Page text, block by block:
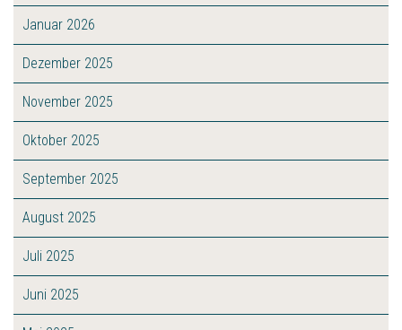
Januar 2026
Dezember 2025
November 2025
Oktober 2025
September 2025
August 2025
Juli 2025
Juni 2025